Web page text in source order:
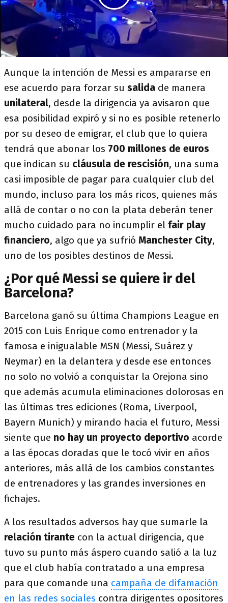
Aunque la intención de Messi es ampararse en
ese acuerdo para forzar su salida de manera
unilateral, desde la dirigencia ya avisaron que
esa posibilidad expiró y si no es posible retenerlo
por su deseo de emigrar, el club que lo quiera
tendrá que abonar los 700 millones de euros
que indican su cláusula de rescisión, una suma
casi imposible de pagar para cualquier club del
mundo, incluso para los más ricos, quienes más
allá de contar o no con la plata deberán tener
mucho cuidado para no incumplir el fair play
financiero, algo que ya sufrió Manchester City,
uno de los posibles destinos de Messi.
¿Por qué Messi se quiere ir del
Barcelona?
Barcelona ganó su última Champions League en
2015 con Luis Enrique como entrenador y la
famosa e inigualable MSN (Messi, Suárez y
Neymar) en la delantera y desde ese entonces
no solo no volvió a conquistar la Orejona sino
que además acumula eliminaciones dolorosas en
las últimas tres ediciones (Roma, Liverpool,
Bayern Munich) y mirando hacia el futuro, Messi
siente que no hay un proyecto deportivo acorde
a las épocas doradas que le tocó vivir en años
anteriores, más allá de los cambios constantes
de entrenadores y las grandes inversiones en
fichajes.
A los resultados adversos hay que sumarle la
relación tirante con la actual dirigencia, que
tuvo su punto más áspero cuando salió a la luz
que el club había contratado a una empresa
para que comande una campaña de difamación
en las redes sociales contra dirigentes opositores